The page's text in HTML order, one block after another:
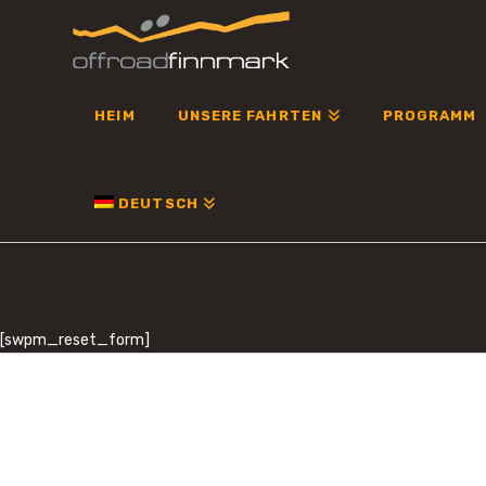
OFFROAD
FINNMARK
HEIM UNSERE FAHRTEN PROGRAMM
DEUTSCH
[swpm_reset_form]